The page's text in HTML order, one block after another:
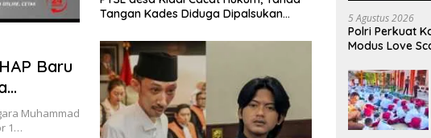
Baru
Sah
Muhammad
1…
Tangan Kades Diduga Dipalsukan
5 Agustus 2026
Polri Perkuat
Modus Love